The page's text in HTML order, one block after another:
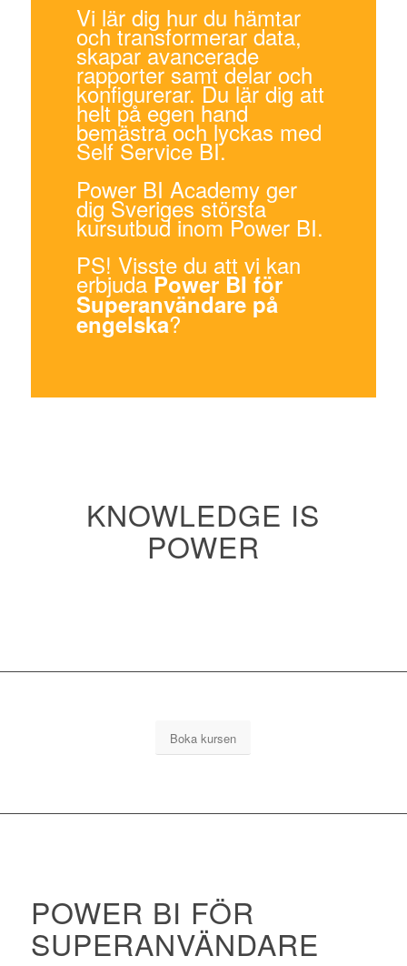
Vi lär dig hur du hämtar
och transformerar data,
skapar avancerade
rapporter samt delar och
konfigurerar. Du lär dig att
helt på egen hand
bemästra och lyckas med
Self Service BI.
Power BI Academy ger
dig Sveriges största
kursutbud inom Power BI.
PS! Visste du att vi kan
erbjudaPower BI för
Superanvändare på
engelska?
KNOWLEDGE IS
POWER
Boka kursen
POWER BI FÖR
SUPERANVÄNDARE